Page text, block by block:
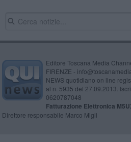
Editore Toscana Media
FIRENZE -
NEWS quotidiano on line
al n. 5935 del 27.09.2013.
0620787048
Fatturazione Elettronica
Direttore responsabile Marco Migli